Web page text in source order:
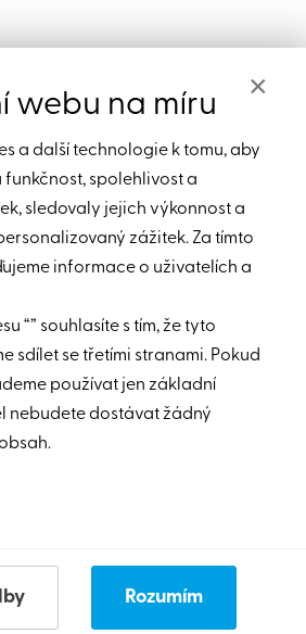
nemovitostí
žádné nemovitosti.
webu na míru ×
a další technologie k tomu, aby
spolehlivost a
sledovaly jejich výkonnost a
zážitek. Za tímto
informace o uživatelích a
“” souhlasíte s tím, že tyto
sdílet se třetími stranami. Pokud
používat jen základní
nebudete dostávat žádný
Rozumím